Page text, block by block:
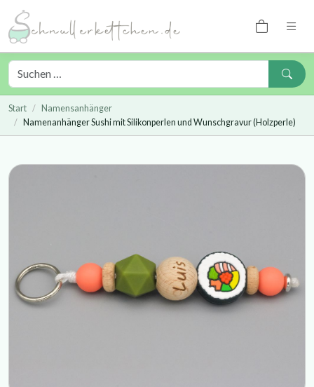
Start
Namensanhänger
Namenanhänger Sushi mit Silikonperlen und Wunschgravur (Holzperle)